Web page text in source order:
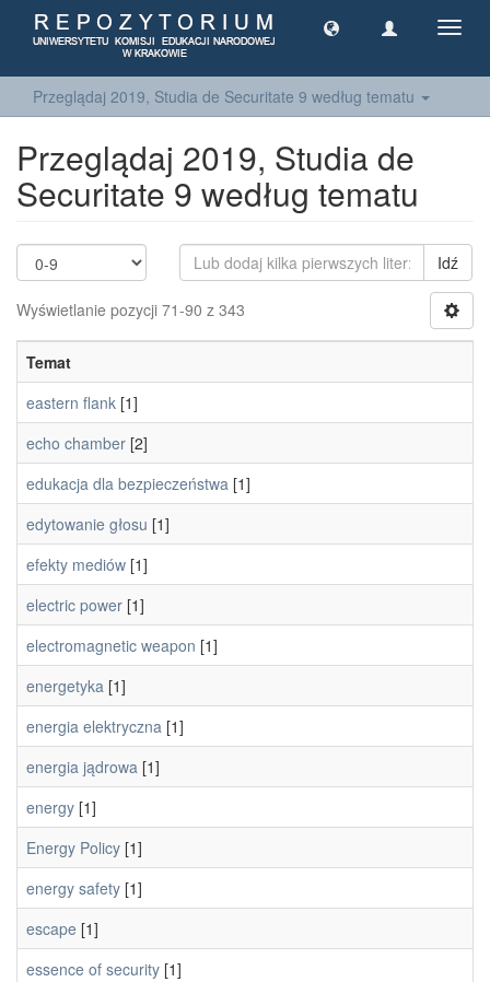
Przeglądaj 2019, Studia de Securitate 9 według tematu
Przeglądaj 2019, Studia de
Securitate 9 według tematu
Idź
Wyświetlanie pozycji 71-90 z 343
Temat
eastern flank [1]
echo chamber [2]
edukacja dla bezpieczeństwa [1]
edytowanie głosu [1]
efekty mediów [1]
electric power [1]
electromagnetic weapon [1]
energetyka [1]
energia elektryczna [1]
energia jądrowa [1]
energy [1]
Energy Policy [1]
energy safety [1]
escape [1]
essence of security [1]